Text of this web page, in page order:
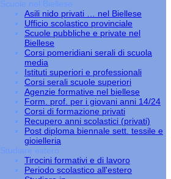
Scuole nel Biellese
Asili nido privati … nel Biellese
Ufficio scolastico provinciale
Scuole pubbliche e private nel
Biellese
Corsi pomeridiani serali di scuola
media
Istituti superiori e professionali
Corsi serali scuole superiori
Agenzie formative nel biellese
Form. prof. per i giovani anni 14/24
Corsi di formazione privati
Recupero anni scolastici (privati)
Post diploma biennale sett. tessile e
gioielleria
Studiare estero
Tirocini formativi e di lavoro
Periodo scolastico all'estero